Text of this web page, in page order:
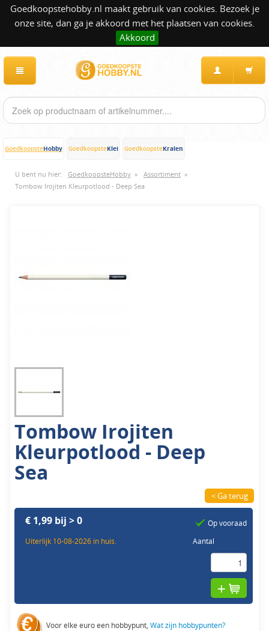
Goedkoopstehobby.nl maakt gebruik van cookies. Bezoek je
onze site, dan ga je akkoord met het plaatsen van cookies.
Akkoord
GoedkoopsteHobby GoedkoopsteKlei GoedkoopsteKralen
U bent nu hier: GoedkoopsteHobby » Assortiment »
Tombow Irojiten Kleurpotlood - Deep Sea
Tombow Irojiten
Kleurpotlood - Deep
Sea
< Ga terug
€ 1,99 bij > 0
Uiterlijk 10-08-2026 in huis.
Op vooraad
Aantal
Voor elke euro een hobbypunt,Wat zijn hobbypunten?